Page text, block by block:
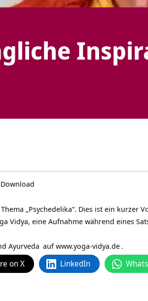
Download
„Psychedelika“. Dies ist ein
Vidya, eine Aufnahme während eines
Ayurveda aufwww.yoga-vidya.de .
on X LinkedIn